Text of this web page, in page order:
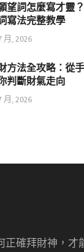
望詞怎麼寫才靈
寫法完整教學
月, 2026
方法全攻略：從
判斷財氣走向
月, 2026
正確拜財神，才